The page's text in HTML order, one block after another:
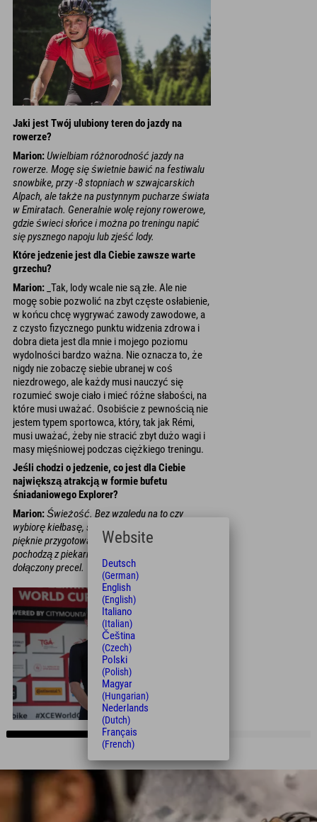
Jaki jest Twój ulubiony teren do jazdy na
rowerze?
Marion:Uwielbiam różnorodność jazdy na
rowerze. Mogę się świetnie bawić na festiwalu
snowbike, przy -8 stopniach w szwajcarskich
Alpach, ale także na pustynnym pucharze świata
w Emiratach. Generalnie wolę rejony rowerowe,
gdzie świeci słońce i można po treningu napić
się pysznego napoju lub zjeść lody.
Które jedzenie jest dla Ciebie zawsze warte
grzechu?
Marion: _Tak, lody wcale nie są złe. Ale nie
mogę sobie pozwolić na zbyt częste osłabienie,
w końcu chcę wygrywać zawody zawodowe, a
z czysto fizycznego punktu widzenia zdrowa i
dobra dieta jest dla mnie i mojego poziomu
wydolności bardzo ważna. Nie oznacza to, że
nigdy nie zobaczę siebie ubranej w coś
niezdrowego, ale każdy musi nauczyć się
rozumieć swoje ciało i mieć różne słabości, na
które musi uważać. Osobiście z pewnością nie
jestem typem sportowca, który, tak jak Rémi,
musi uważać, żeby nie stracić zbyt dużo wagi i
masy mięśniowej podczas ciężkiego treningu.
Jeśli chodzi o jedzenie, co jest dla Ciebie
największą atrakcją w formie bufetu
śniadaniowego Explorer?
Marion:Świeżość. Bez względu na to czy
wybiorę kiełbasę, ser czy jajka, wszystko jest
pięknie przygotowane i zawsze świeże. Bułki
pochodzą z piekarni i zazwyczaj jest do nich
dołączony precel.
Website
Deutsch
(German)
English
(English)
Italiano
(Italian)
Čeština
(Czech)
Polski
(Polish)
Magyar
(Hungarian)
Nederlands
(Dutch)
Français
(French)